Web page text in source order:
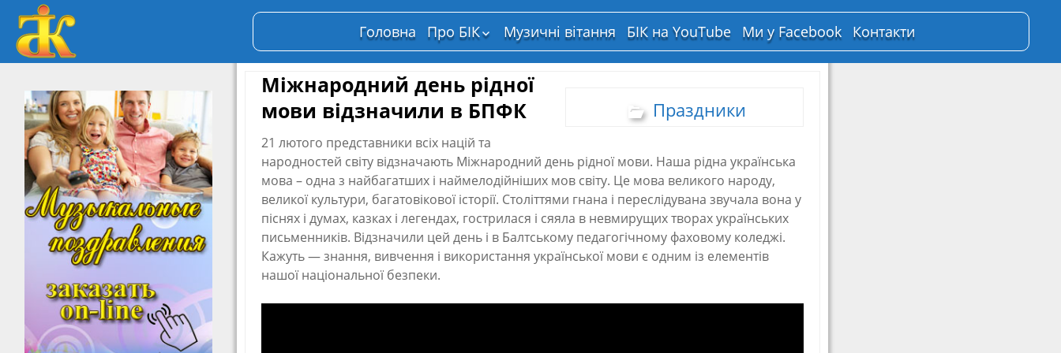
Головна
Про БІК
Структура власності
Музичні вітання БІК на YouTube Ми у Facebook Контакти
Праздники
Міжнародний день рідної
мови відзначили в БПФК
21 лютого представники всіх націй та
народностей світу відзначають Міжнародний день рідної мови. Наша рідна українська
мова – одна з найбагатших і наймелодійніших мов світу. Це мова великого народу,
великої культури, багатовікової історії. Століттями гнана і переслідувана звучала вона у
піснях і думах, казках і легендах, гострилася і сяяла в невмирущих творах українських
письменників. Відзначили цей день і в Балтському педагогічному фаховому коледжі.
Кажуть — знання, вивчення і використання української мови є одним із елементів
нашої національної безпеки.